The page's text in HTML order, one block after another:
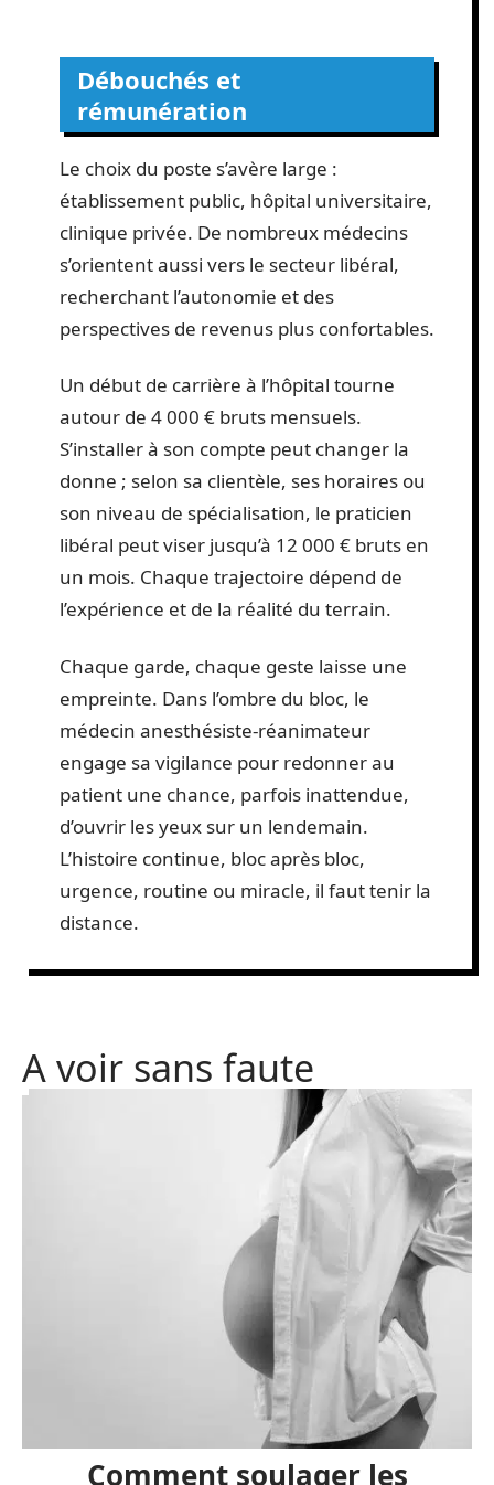
Débouchés et
rémunération
Le choix du poste s’avère large :
établissement public, hôpital universitaire,
clinique privée. De nombreux médecins
s’orientent aussi vers le secteur libéral,
recherchant l’autonomie et des
perspectives de revenus plus confortables.
Un début de carrière à l’hôpital tourne
autour de 4 000 € bruts mensuels.
S’installer à son compte peut changer la
donne ; selon sa clientèle, ses horaires ou
son niveau de spécialisation, le praticien
libéral peut viser jusqu’à 12 000 € bruts en
un mois. Chaque trajectoire dépend de
l’expérience et de la réalité du terrain.
Chaque garde, chaque geste laisse une
empreinte. Dans l’ombre du bloc, le
médecin anesthésiste-réanimateur
engage sa vigilance pour redonner au
patient une chance, parfois inattendue,
d’ouvrir les yeux sur un lendemain.
L’histoire continue, bloc après bloc,
urgence, routine ou miracle, il faut tenir la
distance.
A voir sans faute
Comment soulager les